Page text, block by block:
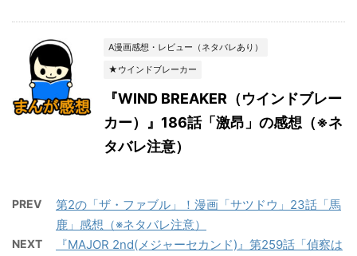
A漫画感想・レビュー（ネタバレあり）
★ウインドブレーカー
『WIND BREAKER（ウインドブレー
カー）』186話「激昂」の感想（※ネ
タバレ注意）
PREV
第2の「ザ・ファブル」！漫画「サツドウ」23話「馬
鹿」感想（※ネタバレ注意）
NEXT
『MAJOR 2nd(メジャーセカンド)』第259話「偵察は